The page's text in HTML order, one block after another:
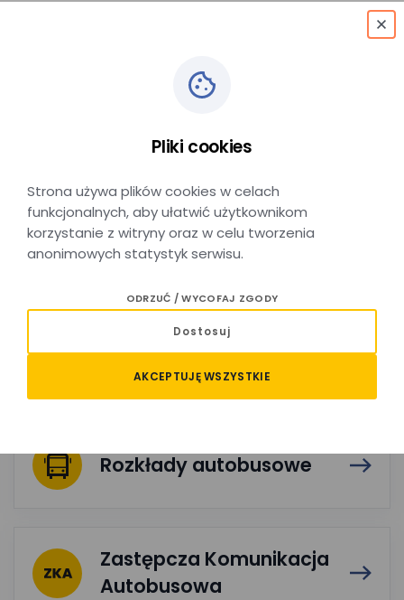
Rozkład jazdy
Rozkłady kolejowe
Rozkłady autobusowe
Zastępcza Komunikacja
Autobusowa
Pliki cookies
Strona używa plików cookies w celach
funkcjonalnych, aby ułatwić użytkownikom
korzystanie z witryny oraz w celu tworzenia
anonimowych statystyk serwisu.
ODRZUĆ / WYCOFAJ ZGODY
Dostosuj
AKCEPTUJĘ WSZYSTKIE